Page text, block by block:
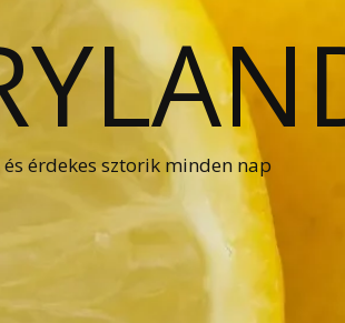
érdekes sztorik minden nap